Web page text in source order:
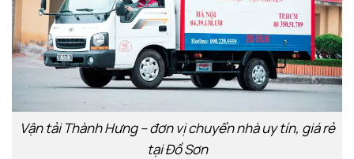
Vận tải Thành Hưng – đơn vị chuyển nhà uy tín, giá rẻ
tại Đồ Sơn